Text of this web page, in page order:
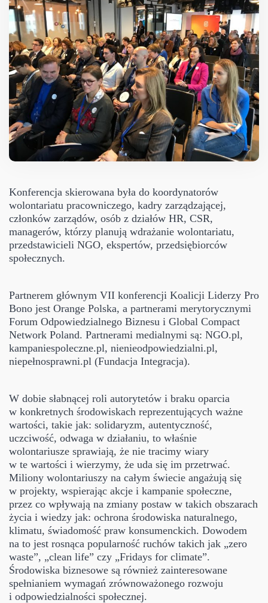
Konferencja skierowana była do koordynatorów
wolontariatu pracowniczego, kadry zarządzającej,
członków zarządów, osób z działów HR, CSR,
managerów, którzy planują wdrażanie wolontariatu,
przedstawicieli NGO, ekspertów, przedsiębiorców
społecznych.
Partnerem głównym VII konferencji Koalicji Liderzy Pro
Bono jest Orange Polska, a partnerami merytorycznymi
Forum Odpowiedzialnego Biznesu i Global Compact
Network Poland. Partnerami medialnymi są: NGO.pl,
kampaniespoleczne.pl, nienieodpowiedzialni.pl,
niepełnosprawni.pl (Fundacja Integracja).
W dobie słabnącej roli autorytetów i braku oparcia
w konkretnych środowiskach reprezentujących ważne
wartości, takie jak: solidaryzm, autentyczność,
uczciwość, odwaga w działaniu, to właśnie
wolontariusze sprawiają, że nie tracimy wiary
w te wartości i wierzymy, że uda się im przetrwać.
Miliony wolontariuszy na całym świecie angażują się
w projekty, wspierając akcje i kampanie społeczne,
przez co wpływają na zmiany postaw w takich obszarach
życia i wiedzy jak: ochrona środowiska naturalnego,
klimatu, świadomość praw konsumenckich. Dowodem
na to jest rosnąca popularność ruchów takich jak „zero
waste”, „clean life” czy „Fridays for climate”.
Środowiska biznesowe są również zainteresowane
spełnianiem wymagań zrównoważonego rozwoju
i odpowiedzialności społecznej.